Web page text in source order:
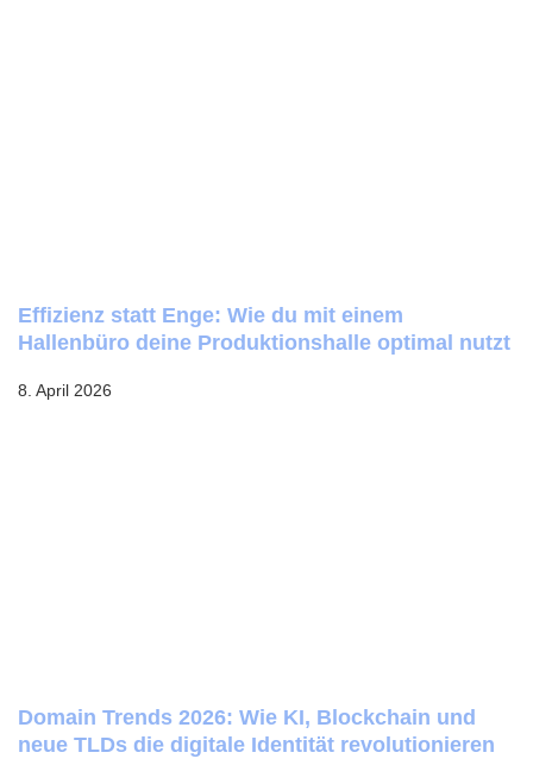
Effizienz statt Enge: Wie du mit einem
Hallenbüro deine Produktionshalle optimal nutzt
8. April 2026
Domain Trends 2026: Wie KI, Blockchain und
neue TLDs die digitale Identität revolutionieren